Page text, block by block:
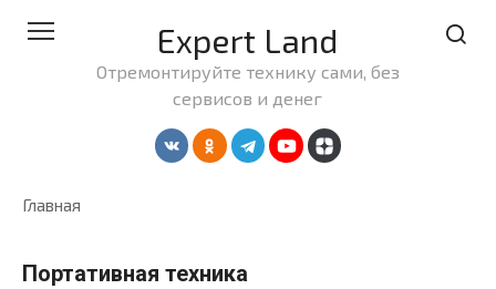
Expert Land
Отремонтируйте технику сами, без
сервисов и денег
Главная
Портативная техника